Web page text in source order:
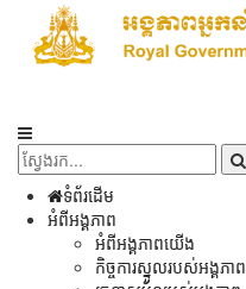
ទំព័រដើម
អំពីអង្គភាព
អំពីអង្គភាពយើង
កិច្ចការស្នូលរបស់អង្គភាព